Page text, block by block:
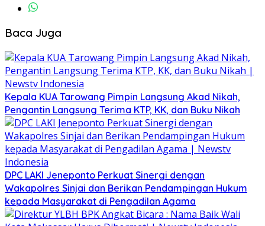
Baca Juga
Kepala KUA Tarowang Pimpin Langsung Akad Nikah,
Pengantin Langsung Terima KTP, KK, dan Buku Nikah
DPC LAKI Jeneponto Perkuat Sinergi dengan
Wakapolres Sinjai dan Berikan Pendampingan Hukum
kepada Masyarakat di Pengadilan Agama